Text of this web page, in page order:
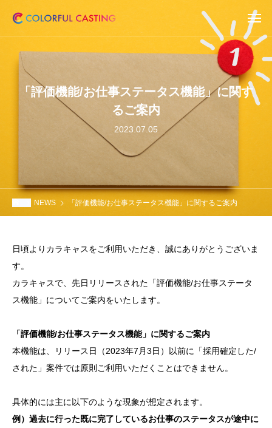
「評価機能/お仕事ステータス機能」に関す
るご案内
2023.07.05
NEWS 「評価機能/お仕事ステータス機能」に関するご案内
日頃よりカラキャスをご利用いただき、誠にありがとうございま
す。
カラキャスで、先日リリースされた「評価機能/お仕事ステータ
ス機能」についてご案内をいたします。
「評価機能/お仕事ステータス機能」に関するご案内
本機能は、リリース日（2023年7月3日）以前に「採用確定した/
された」案件では原則ご利用いただくことはできません。
具体的には主に以下のような現象が想定されます。
例）過去に行った既に完了しているお仕事のステータスが途中に